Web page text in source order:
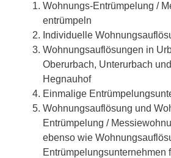
Wohnungs-Entrümpelung /
entrümpeln
Individuelle
Wohnungsauflösungen in
Oberurbach, Unterurbach
Hegnauhof
Einmalige
Wohnungsauflösung und
Entrümpelung /
ebenso wie
Entrümpelungsunternehmen